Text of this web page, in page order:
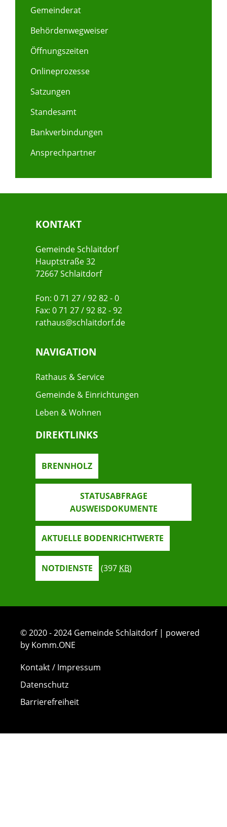
Gemeinderat
Behördenwegweiser
Öffnungszeiten
Onlineprozesse
Satzungen
Standesamt
Bankverbindungen
Ansprechpartner
KONTAKT
Gemeinde Schlaitdorf
Hauptstraße 32
72667 Schlaitdorf
Fon: 0 71 27 / 92 82 - 0
Fax: 0 71 27 / 92 82 - 92
rathaus@schlaitdorf.de
NAVIGATION
Rathaus & Service
Gemeinde & Einrichtungen
Leben & Wohnen
DIREKTLINKS
BRENNHOLZ
STATUSABFRAGE
AUSWEISDOKUMENTE
AKTUELLE BODENRICHTWERTE
NOTDIENSTE (397 KB)
© 2020 - 2024 Gemeinde Schlaitdorf | powered
by Komm.ONE
Kontakt / Impressum
Datenschutz
Barrierefreiheit